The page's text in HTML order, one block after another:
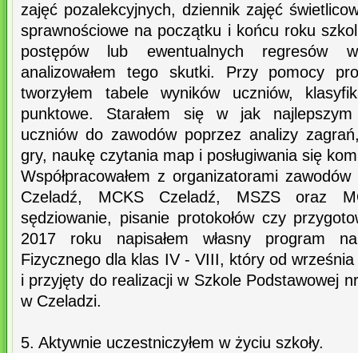
zajęć pozalekcyjnych, dziennik zajęć
sprawnościowe na początku i końcu roku
postępów lub ewentualnych regresów
analizowałem tego skutki. Przy pomocy
tworzyłem tabele wyników uczniów,
punktowe. Starałem się w jak najlepszym
uczniów do zawodów poprzez analizy
gry, naukę czytania map i posługiwania się
Współpracowałem z organizatorami
Czeladź, MCKS Czeladź, MSZS oraz
sędziowanie, pisanie protokołów czy
2017 roku napisałem własny program
Fizycznego dla klas IV - VIII, który od września
i przyjęty do realizacji w Szkole Podstawowej
w Czeladzi.
5. Aktywnie uczestniczyłem w życiu szkoły.